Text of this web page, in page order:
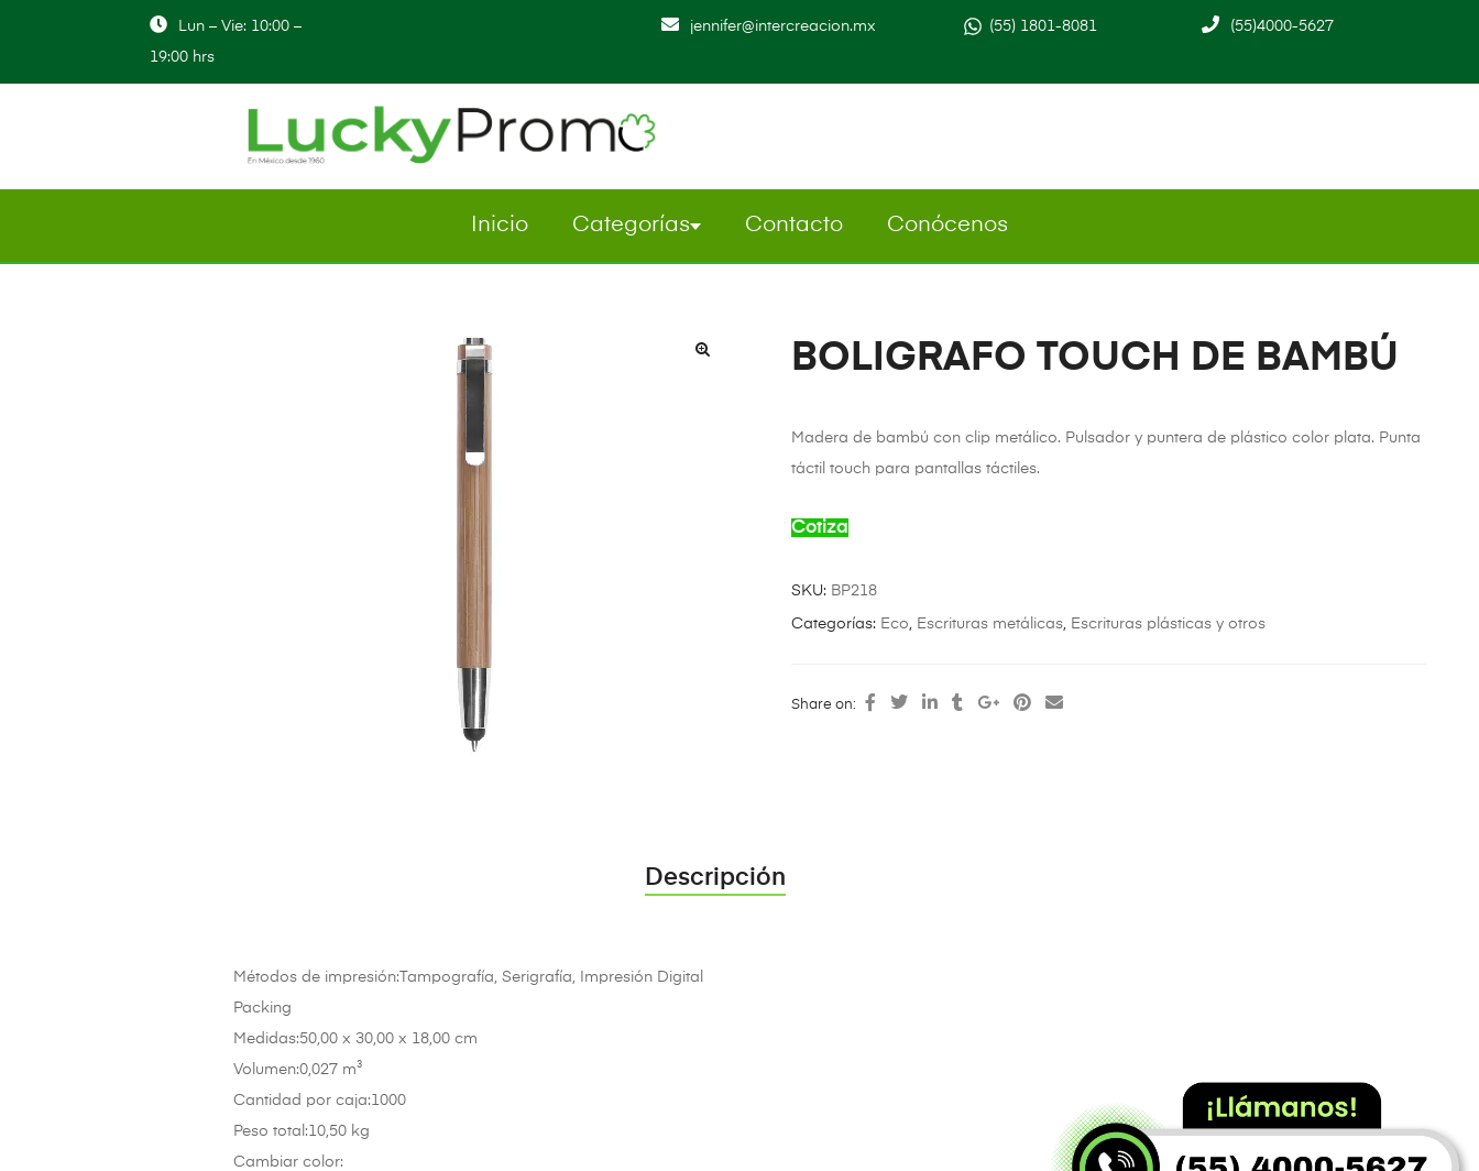
Lun – Vie: 10:00 –
19:00 hrs
jennifer@intercreacion.mx (55) 1801-8081 (55)4000-5627
Inicio Categorías Contacto Conócenos
BOLIGRAFO TOUCH DE BAMBÚ
Madera de bambú con clip metálico. Pulsador y puntera de plástico color plata. Punta
táctil touch para pantallas táctiles.
Cotiza
SKU: BP218
Categorías: Eco, Escrituras metálicas, Escrituras plásticas y otros
Share on:
Descripción
Métodos de impresión:Tampografía, Serigrafía, Impresión Digital
Packing
Medidas:50,00 x 30,00 x 18,00 cm
Volumen:0,027 m³
Cantidad por caja:1000
Peso total:10,50 kg
Cambiar color: